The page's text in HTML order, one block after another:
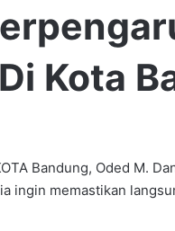
Kota
Bandung, Oded M.
ingin memastikan